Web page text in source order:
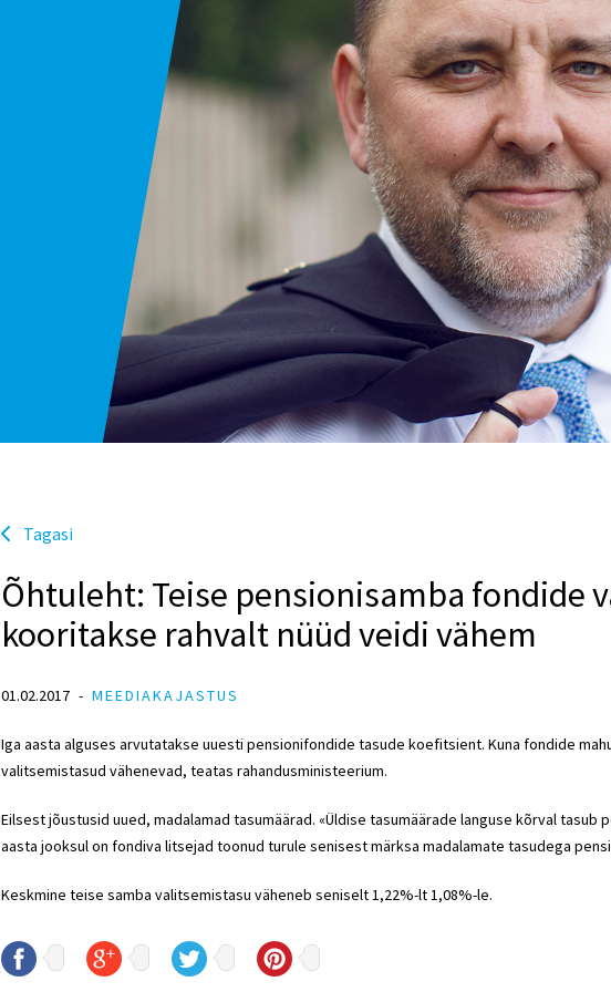
Tagasi
Õhtuleht: Teise pensionisamba fondide
kooritakse rahvalt nüüd veidi vähem
01.02.2017 MEEDIAKAJASTUS
Iga aasta alguses arvutatakse uuesti pensionifondide tasude koefitsient. Kuna fondide
valitsemistasud vähenevad, teatas rahandusministeerium.
Eilsest jõustusid uued, madalamad tasumäärad. «Üldise tasumäärade languse kõrval
aasta jooksul on fondiva litsejad toonud turule senisest märksa madalamate tasudega
Keskmine teise samba valitsemistasu väheneb seniselt 1,22%-lt 1,08%-le.